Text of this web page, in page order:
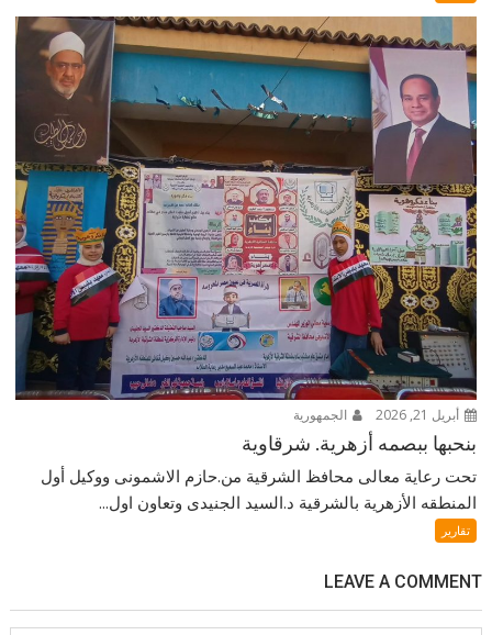
أبريل 21, 2026 الجمهورية
بنحبها ببصمه أزهرية. شرقاوية
تحت رعاية معالى محافظ الشرقية من.حازم الاشمونى ووكيل أول
المنطقه الأزهرية بالشرقية د.السيد الجنيدى وتعاون اول...
تقارير
LEAVE A COMMENT